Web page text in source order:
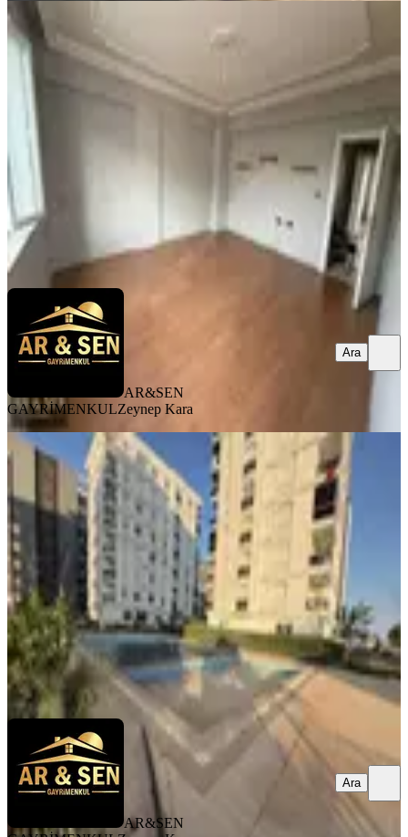
YENİ
Kepez Yeşilyurt Mah Katta 3+1 Ultra
Geniş Kiralık Daire
Antalya, Kepez
3. Kat·06.08.2026
AR&SEN GAYRİMENKULZeynep Kara
Ara
AR&SEN
GAYRİMENKULZeynep Kara
Ara
YENİ
Kepez Çankaya Mah Şehir Hastanesi
Yakını Havuzlu 3+1 Kiralık
Antalya, Kepez
· 150 m² · 4. Kat ·06.08.2026
35.000 ₺
AR&SEN GAYRİMENKULZeynep Kara
Ara
AR&SEN
Ara